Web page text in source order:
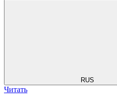
RUS
Читать